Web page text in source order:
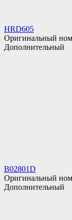
HRD605
Оригинальный
Дополнительный
B02801D
Оригинальный
Дополнительный